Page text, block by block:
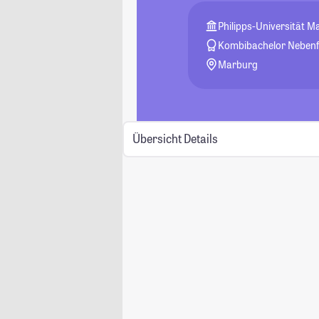
Philipps-Universität
Kombibachelor
Marburg
Übersicht Details